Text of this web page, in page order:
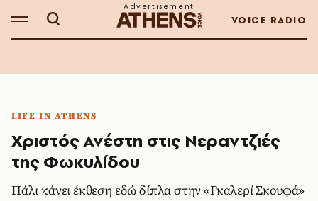
VOICE RADIO
LIFE IN ATHENS
Χριστός Ανέστη στις Νεραντζιές
της Φωκυλίδου
Πάλι κάνει έκθεση εδώ δίπλα στην «Γκαλερί Σκουφά»